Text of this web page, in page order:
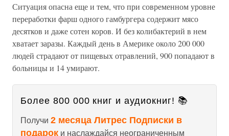
Ситуация опасна еще и тем, что при современном уровне
переработки фарш одного гамбургера содержит мясо
десятков и даже сотен коров. И без колибактерий в нем
хватает заразы. Каждый день в Америке около 200 000
людей страдают от пищевых отравлений, 900 попадают в
больницы и 14 умирают.
Более 800 000 книг и аудиокниг! 📚
Получи 2 месяца Литрес Подписки в
подарок и наслаждайся неограниченным